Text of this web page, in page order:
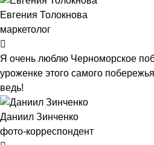
Евгения Толокнова
маркетолог
Я очень люблю Черноморское
уроженке этого самого
ведь!
Даниил Зинченко
фото-корреспондент